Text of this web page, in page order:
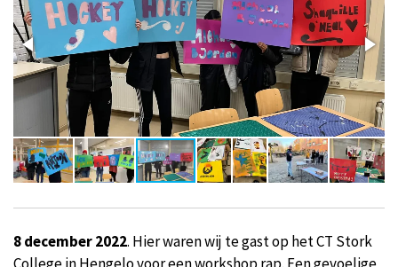
8 december 2022. Hier waren wij te gast op het CT Stork